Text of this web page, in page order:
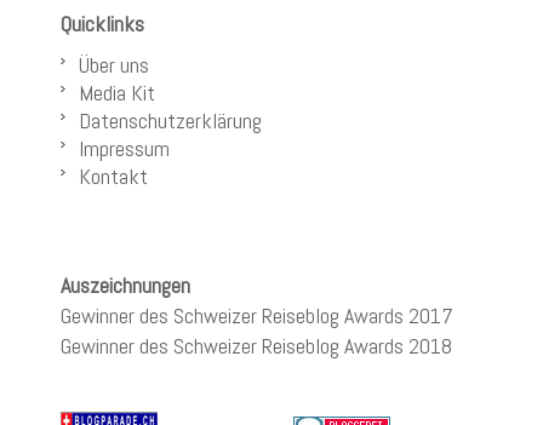
Quicklinks
Über uns
Media Kit
Datenschutzerklärung
Impressum
Kontakt
Auszeichnungen
Gewinner des Schweizer Reiseblog Awards 2017
Gewinner des Schweizer Reiseblog Awards 2018